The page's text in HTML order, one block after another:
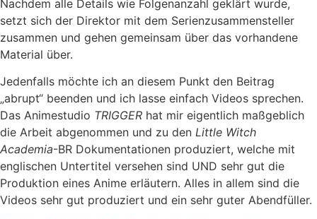
Nachdem alle Details wie Folgenanzahl geklärt wurde,
setzt sich der Direktor mit dem Serienzusammensteller
zusammen und gehen gemeinsam über das vorhandene
Material über.
Jedenfalls möchte ich an diesem Punkt den Beitrag
„abrupt“ beenden und ich lasse einfach Videos sprechen.
Das Animestudio TRIGGER hat mir eigentlich maßgeblich
die Arbeit abgenommen und zu den Little Witch
Academia-BR Dokumentationen produziert, welche mit
englischen Untertitel versehen sind UND sehr gut die
Produktion eines Anime erläutern. Alles in allem sind die
Videos sehr gut produziert und ein sehr guter Abendfüller.